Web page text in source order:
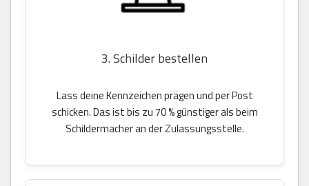
3. Schilder bestellen
Lass deine Kennzeichen prägen und per Post
schicken. Das ist bis zu 70 % günstiger als beim
Schildermacher an der Zulassungsstelle.